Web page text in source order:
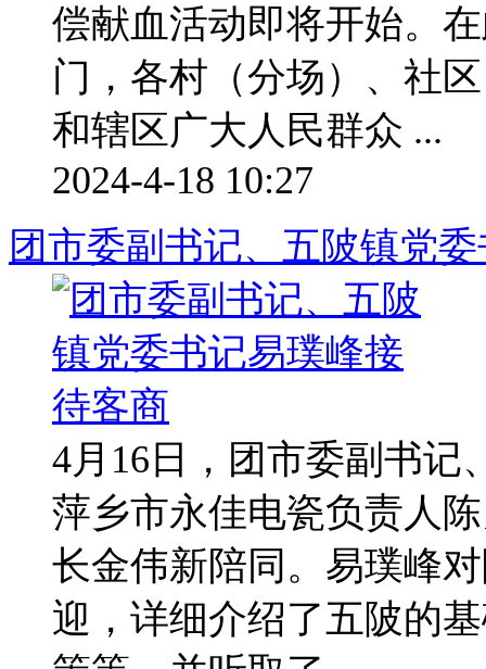
偿献血活动即将开始。
门，各村（分场）、社
和辖区广大人民群众 ...
2024-4-18 10:27
团市委副书记、五陂镇党
4月16日，团市委副书记
萍乡市永佳电瓷负责人
长金伟新陪同。易璞峰
迎，详细介绍了五陂的